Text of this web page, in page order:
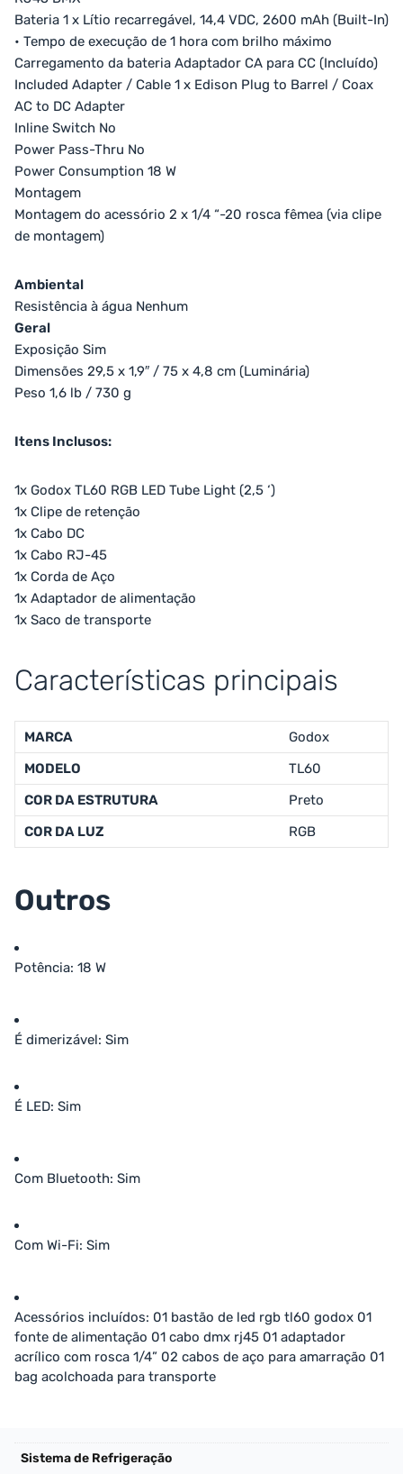
Bateria 1 x Lítio recarregável, 14,4 VDC, 2600 mAh (Built-In)
• Tempo de execução de 1 hora com brilho máximo
Carregamento da bateria Adaptador CA para CC (Incluído)
Included Adapter / Cable 1 x Edison Plug to Barrel / Coax
AC to DC Adapter
Inline Switch No
Power Pass-Thru No
Power Consumption 18 W
Montagem
Montagem do acessório 2 x 1/4 “-20 rosca fêmea (via clipe
de montagem)
Ambiental
Resistência à água Nenhum
Geral
Exposição Sim
Dimensões 29,5 x 1,9″ / 75 x 4,8 cm (Luminária)
Peso 1,6 lb / 730 g
Itens Inclusos:
1x Godox TL60 RGB LED Tube Light (2,5 ‘)
1x Clipe de retenção
1x Cabo DC
1x Cabo RJ-45
1x Corda de Aço
1x Adaptador de alimentação
1x Saco de transporte
Características principais
MARCA
Godox
MODELO
TL60
COR DA ESTRUTURA
Preto
COR DA LUZ
RGB
Outros
Potência: 18 W
É dimerizável: Sim
É LED: Sim
Com Bluetooth: Sim
Com Wi-Fi: Sim
Acessórios incluídos: 01 bastão de led rgb tl60 godox 01
fonte de alimentação 01 cabo dmx rj45 01 adaptador
acrílico com rosca 1/4” 02 cabos de aço para amarração 01
bag acolchoada para transporte
Sistema de Refrigeração